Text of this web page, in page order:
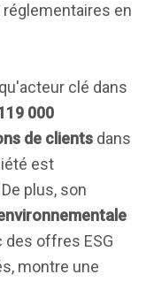
en
clé dans
000
de clients dans
est
plus, son
des offres ESG
montre une